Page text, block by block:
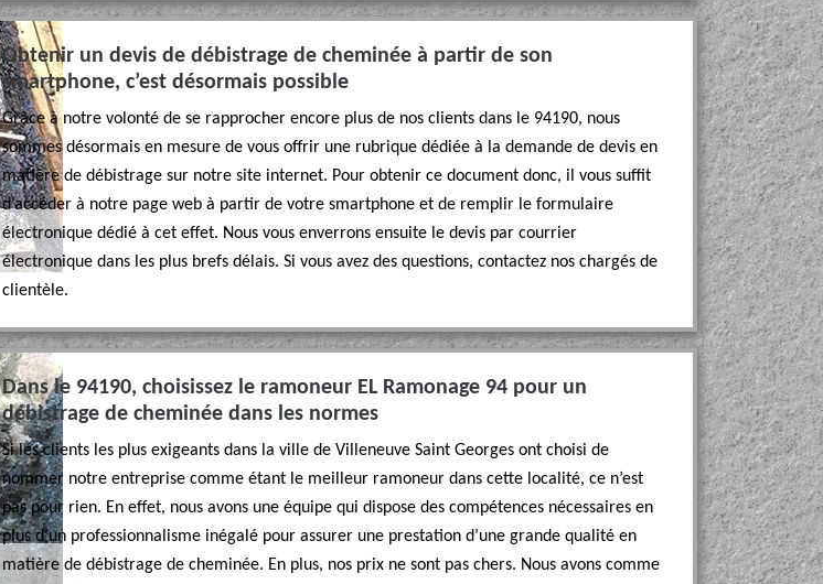
Obtenir un devis de débistrage de cheminée à partir de son
smartphone, c’est désormais possible
Grâce à notre volonté de se rapprocher encore plus de nos clients dans le 94190, nous
sommes désormais en mesure de vous offrir une rubrique dédiée à la demande de devis en
matière de débistrage sur notre site internet. Pour obtenir ce document donc, il vous suffit
d’accéder à notre page web à partir de votre smartphone et de remplir le formulaire
électronique dédié à cet effet. Nous vous enverrons ensuite le devis par courrier
électronique dans les plus brefs délais. Si vous avez des questions, contactez nos chargés de
clientèle.
Dans le 94190, choisissez le ramoneur EL Ramonage 94 pour un
débistrage de cheminée dans les normes
Si les clients les plus exigeants dans la ville de Villeneuve Saint Georges ont choisi de
nommer notre entreprise comme étant le meilleur ramoneur dans cette localité, ce n’est
pas pour rien. En effet, nous avons une équipe qui dispose des compétences nécessaires en
plus d’un professionnalisme inégalé pour assurer une prestation d’une grande qualité en
matière de débistrage de cheminée. En plus, nos prix ne sont pas chers. Nous avons comme